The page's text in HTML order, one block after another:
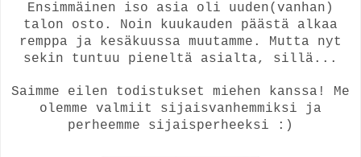
Ensimmäinen iso asia oli uuden(vanhan)
talon osto. Noin kuukauden päästä alkaa
remppa ja kesäkuussa muutamme. Mutta nyt
sekin tuntuu pieneltä asialta, sillä...
Saimme eilen todistukset miehen kanssa! Me
olemme valmiit sijaisvanhemmiksi ja
perheemme sijaisperheeksi :)